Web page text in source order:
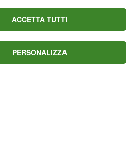
ACCETTA TUTTI
PERSONALIZZA